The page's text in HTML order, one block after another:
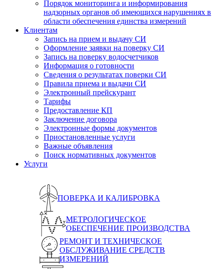
Порядок мониторинга и информирования
надзорных органов об имеющихся нарушениях в
области обеспечения единства измерений
Клиентам
Запись на прием и выдачу СИ
Оформление заявки на поверку СИ
Запись на поверку водосчетчиков
Информация о готовности
Сведения о результатах поверки СИ
Правила приема и выдачи СИ
Электронный прейскурант
Тарифы
Предоставление КП
Заключение договора
Электронные формы документов
Приостановленные услуги
Важные объявления
Поиск нормативных документов
Услуги
ПОВЕРКА И КАЛИБРОВКА
МЕТРОЛОГИЧЕСКОЕ
ОБЕСПЕЧЕНИЕ ПРОИЗВОДСТВА
РЕМОНТ И ТЕХНИЧЕСКОЕ
ОБСЛУЖИВАНИЕ СРЕДСТВ
ИЗМЕРЕНИЙ